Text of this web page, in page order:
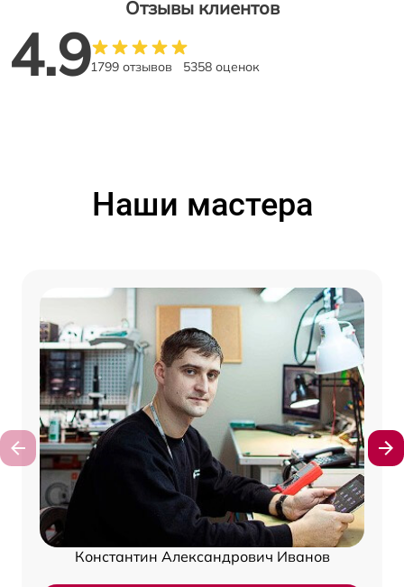
Отзывы клиентов
4.91799 отзывов 5358 оценок
Наши мастера
Константин Александрович Иванов